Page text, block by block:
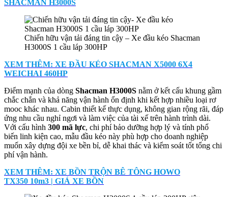
SHACMAN H3000S
Chiến hữu vận tải đáng tin cậy – Xe đầu kéo Shacman
H3000S 1 cầu láp 300HP
XEM THÊM: XE ĐẦU KÉO SHACMAN X5000 6X4
WEICHAI 460HP
Điểm mạnh của dòng Shacman H3000S nằm ở kết cấu khung gầm
chắc chắn và khả năng vận hành ổn định khi kết hợp nhiều loại rơ
mooc khác nhau. Cabin thiết kế thực dụng, không gian rộng rãi, đáp
ứng nhu cầu nghỉ ngơi và làm việc của tài xế trên hành trình dài.
Với cấu hình 300 mã lực, chi phí bảo dưỡng hợp lý và tính phổ
biến linh kiện cao, mẫu đầu kéo này phù hợp cho doanh nghiệp
muốn xây dựng đội xe bền bỉ, dễ khai thác và kiểm soát tốt tổng chi
phí vận hành.
XEM THÊM: XE BỒN TRỘN BÊ TÔNG HOWO
TX350 10m3 | GIÁ XE BỒN